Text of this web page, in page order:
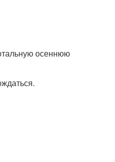
осеннюю